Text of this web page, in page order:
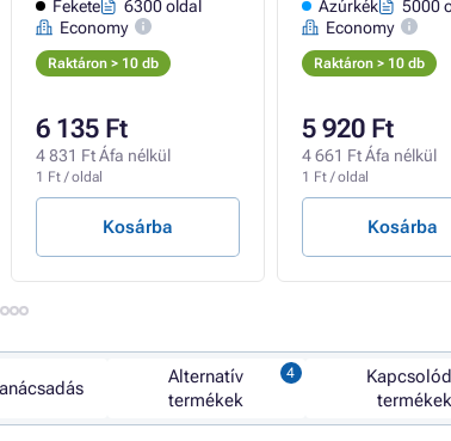
Fekete
6300 oldal
Economy
Raktáron > 10 db
6 135 Ft
4 831 Ft Áfa nélkül
1 Ft / oldal
Kosárba
Azúrkék
5000
Economy
Raktáron > 10 db
5 920 Ft
4 661 Ft Áfa nélkül
1 Ft / oldal
Kosárba
Alternatív
termékek
termékek